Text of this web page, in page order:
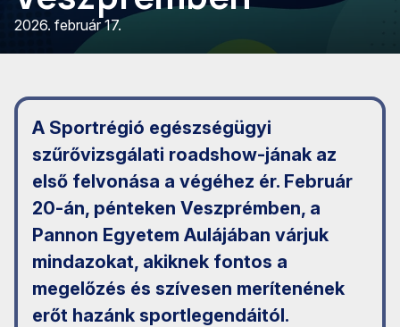
2026. február 17.
A Sportrégió egészségügyi
szűrővizsgálati roadshow-jának az
első felvonása a végéhez ér. Február
20-án, pénteken Veszprémben, a
Pannon Egyetem Aulájában várjuk
mindazokat, akiknek fontos a
megelőzés és szívesen merítenének
erőt hazánk sportlegendáitól.